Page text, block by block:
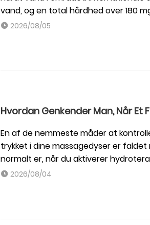
vand, og en total hårdhed over 180
2026/08/05
Hvordan Genkender Man, Når Et
En af de nemmeste måder at
trykket i dine massagedyser er
normalt er, når du aktiverer
2026/08/04